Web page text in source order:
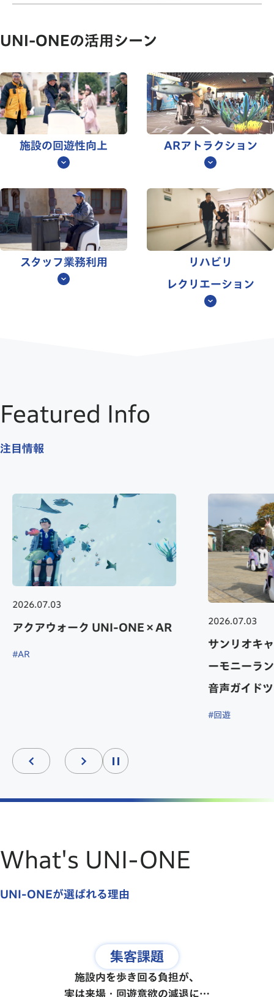
UNI-ONEの活用シーン
施設の回遊性向上 ARアトラクション
スタッフ業務利用
リハビリ
レクリエーション
Featured Info
注目情報
TOKYO GX
でUNI-ONE
2026.07.03
What's UNI-ONE
UNI-ONEが選ばれる理由
集客課題
施設内を歩き回る負担が、
実は来場・回遊意欲の減退に…